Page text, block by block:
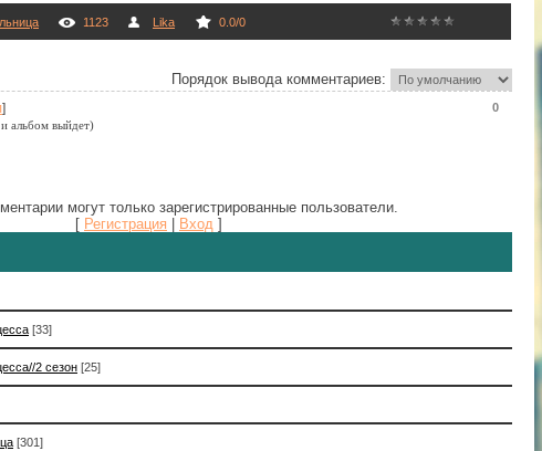
1123 Lika 0.0/0
Порядок вывода комментариев:
0
]
альбом выйдет)
могут только зарегистрированные пользователи.
[ Регистрация | Вход ]
[33]
2 сезон [25]
[301]